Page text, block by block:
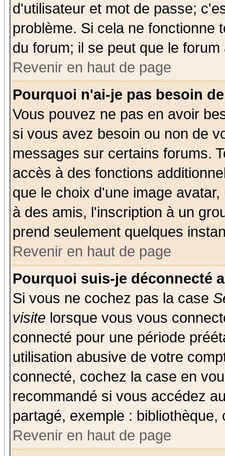
d'utilisateur et mot de passe;
problème. Si cela ne fonctionne
du forum; il se peut que le
Revenir en haut de page
Pourquoi n'ai-je pas besoin
Vous pouvez ne pas en avoir
si vous avez besoin ou non de
messages sur certains forums.
accès à des fonctions
que le choix d'une image
à des amis, l'inscription à un
prend seulement quelques
Revenir en haut de page
Pourquoi suis-je déconnecté
Si vous ne cochez pas la case
visite lorsque vous vous
connecté pour une période
utilisation abusive de votre
connecté, cochez la case en
recommandé si vous accédez
partagé, exemple :
Revenir en haut de page